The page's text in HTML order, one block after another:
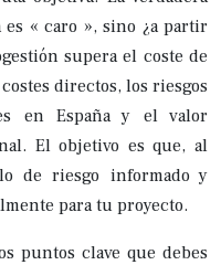
« caro », sino ¿a partir
supera el coste de
directos, los riesgos
en España y el valor
El objetivo es que, al
de riesgo informado y
para tu proyecto.
puntos clave que debes